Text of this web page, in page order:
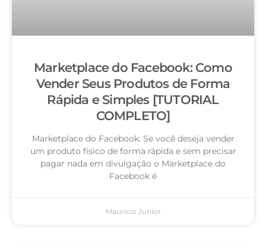
Marketplace do Facebook: Como
Vender Seus Produtos de Forma
Rápida e Simples [TUTORIAL
COMPLETO]
Marketplace do Facebook: Se você deseja vender
um produto físico de forma rápida e sem precisar
pagar nada em divulgação o Marketplace do
Facebook é
Mauricio Junior